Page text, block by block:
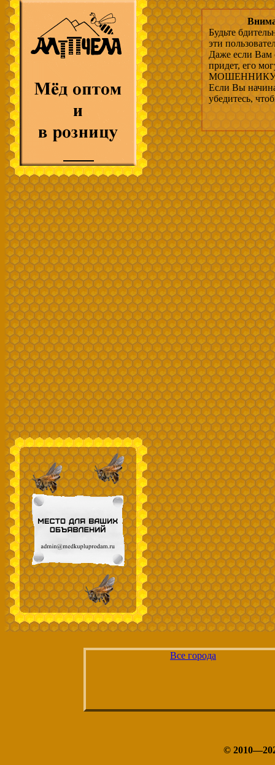
Будьте
эти
Даже если Вам
придет, его
МОШЕННИКУ,
Если Вы
убедитесь,
Все города
©